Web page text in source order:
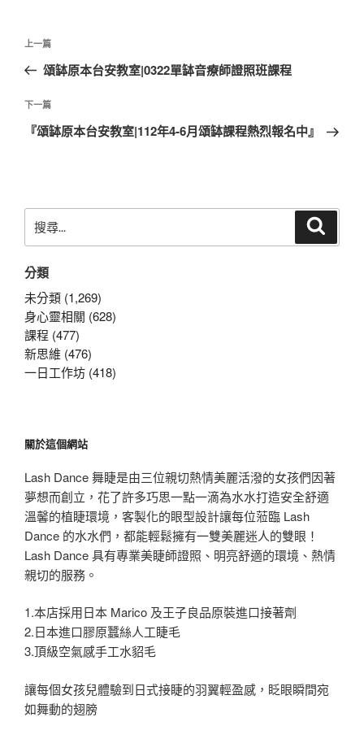
文
導
覽
上
一
文
章
上一篇
頌缽原本台安教室|0322單缽音療師證照班課程
下
一
下一篇
『頌缽原本台安教室|112年4-6月頌缽課程熱烈報名中』
尋
鍵
字:
分類
未分類 (1,269)
身心靈相關 (628)
課程 (477)
新思維 (476)
一日工作坊 (418)
關於這個網站
Lash Dance 舞睫是由三位親切熱情美麗活潑的女孩們因著
夢想而創立，花了許多巧思一點一滴為水水打造安全舒適
溫馨的植睫環境，客製化的眼型設計讓每位蒞臨 Lash
Dance 的水水們，都能輕鬆擁有一雙美麗迷人的雙眼！
Lash Dance 具有專業美睫師證照、明亮舒適的環境、熱情
親切的服務。
1.本店採用日本 Marico 及王子良品原裝進口接著劑
2.日本進口膠原蠶絲人工睫毛
3.頂級空氣感手工水貂毛
讓每個女孩兒體驗到日式接睫的羽翼輕盈感，眨眼瞬間宛
如舞動的翅膀